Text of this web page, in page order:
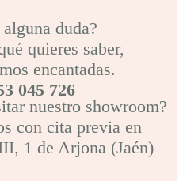
duda?
quieres saber,
encantadas.
045 726
nuestro showroom?
con cita previa en
1 de Arjona (Jaén)